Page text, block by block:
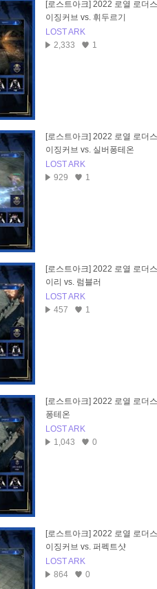
[로스트아크] 2022 로열 로더
이징커브 vs. 휘두르기
LOST ARK
2,333
1
[로스트아크] 2022 로열 로더
이징커브 vs. 실버퐁테온
LOST ARK
929
1
[로스트아크] 2022 로열 로더
이리 vs. 럼블러
LOST ARK
457
1
[로스트아크] 2022 로열 로더
퐁테온
LOST ARK
1,043
0
[로스트아크] 2022 로열 로더
이징커브 vs. 퍼펙트샷
LOST ARK
864
0